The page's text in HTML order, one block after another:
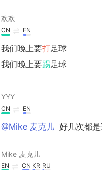
欢欢
CN EN
我们晚上要打足球
我们晚上要踢足球
YYY
CN EN
@Mike 麦克儿 好几次都
Mike 麦克儿
EN CN KR RU